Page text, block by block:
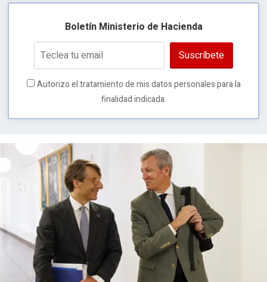
Boletín Ministerio de Hacienda
Suscríbete
Autorizo el tratamiento de mis datos personales para la
finalidad indicada.